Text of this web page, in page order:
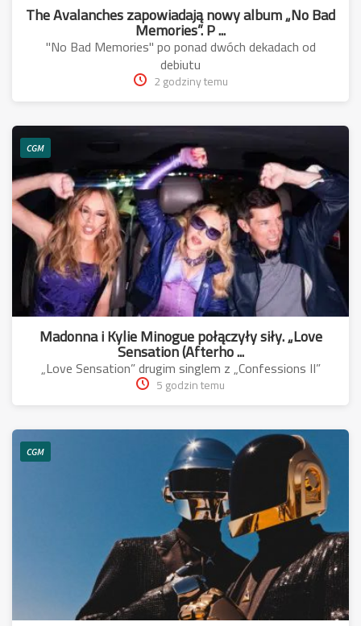
The Avalanches zapowiadają nowy album „No Bad
Memories”. P ...
"No Bad Memories" po ponad dwóch dekadach od
debiutu
2 godziny temu
CGM
Madonna i Kylie Minogue połączyły siły. „Love
Sensation (Afterho ...
„Love Sensation” drugim singlem z „Confessions II”
5 godzin temu
CGM